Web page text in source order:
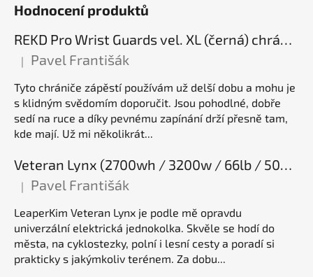
Hodnocení produktů
REKD Pro Wrist Guards vel. XL (černá) chrániče zápěstí
Hodnocení produktu je 5 z 5 hvězdiček.
| Pavel Františák
Tyto chrániče zápěstí používám už delší dobu a mohu je
s klidným svědomím doporučit. Jsou pohodlné, dobře
sedí na ruce a díky pevnému zapínání drží přesně tam,
kde mají. Už mi několikrát...
Veteran Lynx (2700wh / 3200w / 66lb / 50E), elektrická jednokolka
Hodnocení produktu je 5 z 5 hvězdiček.
| Pavel Františák
LeaperKim Veteran Lynx je podle mě opravdu
univerzální elektrická jednokolka. Skvěle se hodí do
města, na cyklostezky, polní i lesní cesty a poradí si
prakticky s jakýmkoliv terénem. Za dobu...